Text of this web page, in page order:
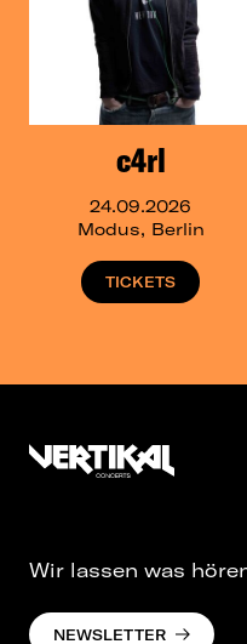
c4rl
24.09.2026
Modus, Berlin
TICKETS
Wir lassen was
NEWSLETTER